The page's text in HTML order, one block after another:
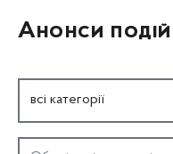
Анонси подій
всі категорії